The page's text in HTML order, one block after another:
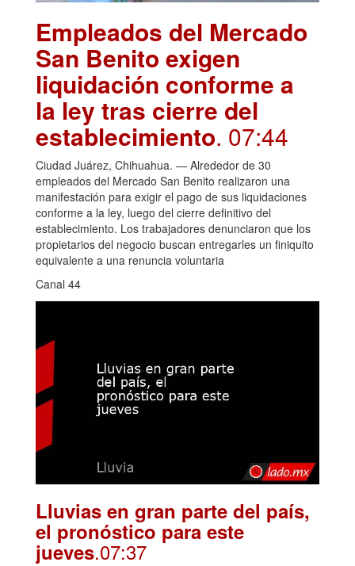
Empleados del Mercado
San Benito exigen
liquidación conforme a
la ley tras cierre del
establecimiento. 07:44
Ciudad Juárez, Chihuahua. — Alrededor de 30
empleados del Mercado San Benito realizaron una
manifestación para exigir el pago de sus liquidaciones
conforme a la ley, luego del cierre definitivo del
establecimiento. Los trabajadores denunciaron que los
propietarios del negocio buscan entregarles un finiquito
equivalente a una renuncia voluntaria
Canal 44
Lluvias en gran parte del país,
el pronóstico para este
jueves.07:37